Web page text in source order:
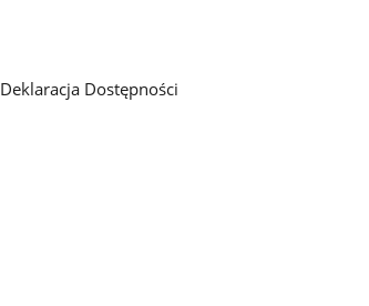
Deklaracja Dostępności